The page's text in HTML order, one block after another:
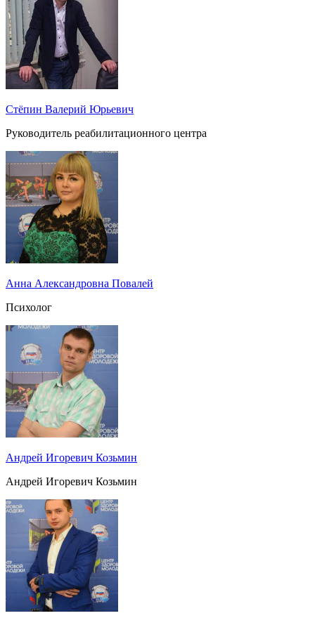
Стёпин Валерий Юрьевич
Руководитель реабилитационного центра
Анна Александровна Повалей
Психолог
Андрей Игоревич Козьмин
Андрей Игоревич Козьмин